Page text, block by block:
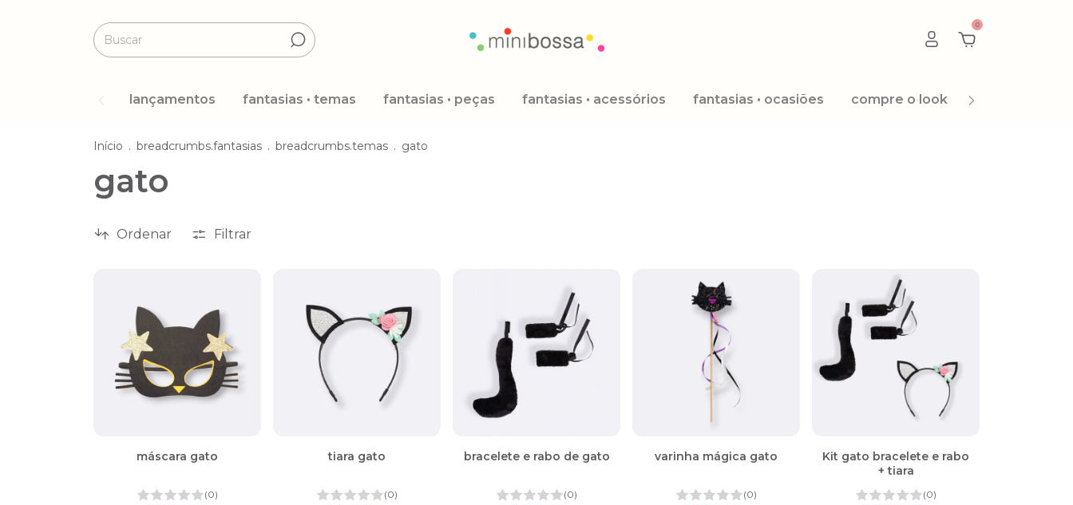
0
lançamentos fantasias • temas fantasias • peças fantasias • acessórios fantasias • ocasiões compre o look
Início . breadcrumbs.fantasias . breadcrumbs.temas . gato
gato
Ordenar Filtrar
máscara gato
(0)
tiara gato
(0)
bracelete e rabo de gato
(0)
varinha mágica gato
(0)
Kit gato bracelete e rabo
+ tiara
(0)